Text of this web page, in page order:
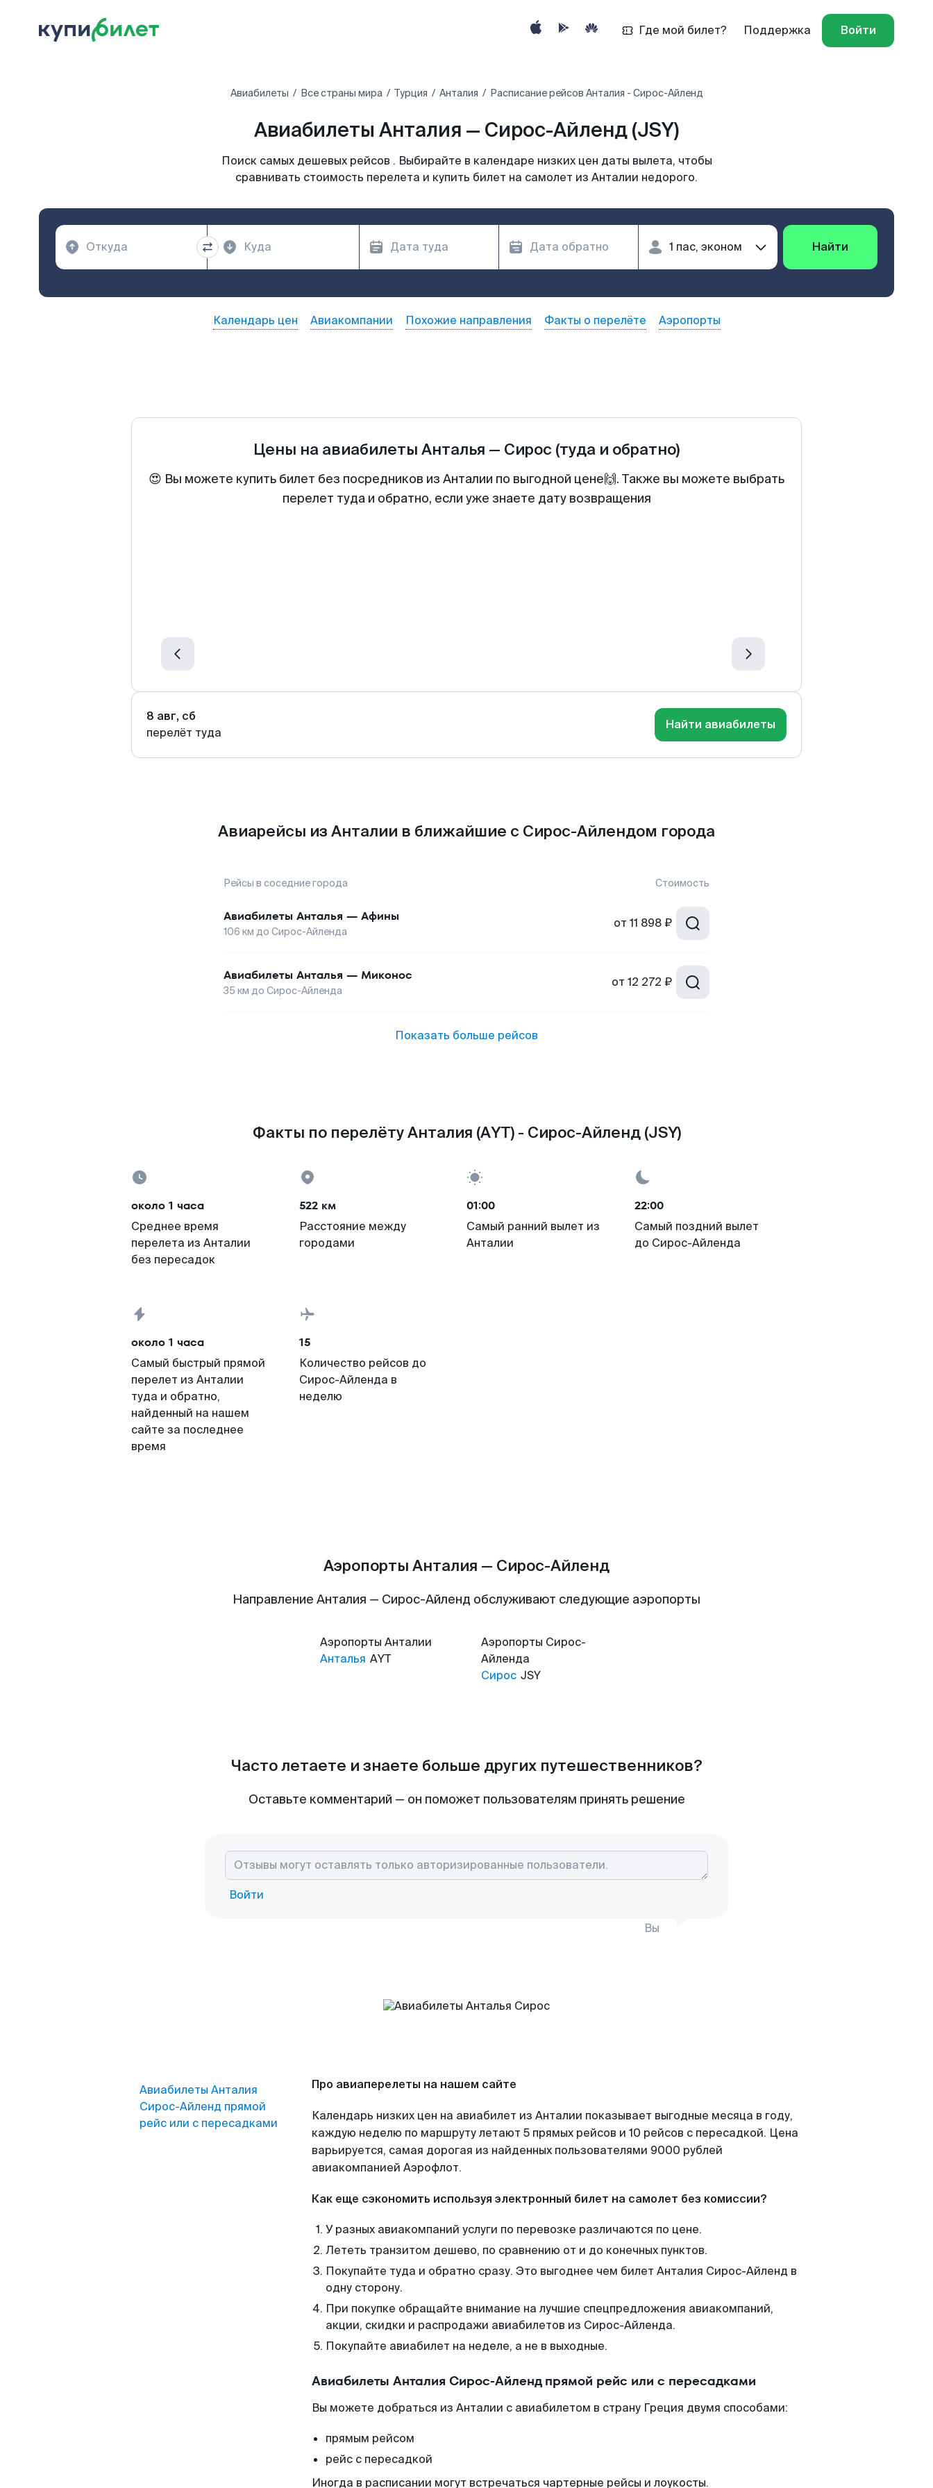
Где мой билет? Поддержка Войти
Авиабилеты Все страны мира Турция Анталия Расписание рейсов Анталия - Сирос-Айленд
Авиабилеты Анталия — Сирос-Айленд (JSY)
Поиск самых дешевых рейсов . Выбирайте в календаре низких цен даты вылета, чтобы
сравнивать стоимость перелета и купить билет на самолет из Анталии недорого.
Найти
Календарь цен Авиакомпании Похожие направления Факты о перелёте Аэропорты
Цены на авиабилеты Анталья — Сирос (туда и обратно)
😍 Вы можете купить билет без посредников из Анталии по выгодной цене🙌. Также вы можете выбрать
перелет туда и обратно, если уже знаете дату возвращения
8 авг, сб
перелёт туда
Найти авиабилеты
Авиарейсы из Анталии в ближайшие с Сирос-Айлендом города
Рейсы в соседние города Стоимость
Авиабилеты Анталья — Афины
106 км до Сирос-Айленда
от 11 898 ₽
Авиабилеты Анталья — Миконос
35 км до Сирос-Айленда
от 12 272 ₽
Показать больше рейсов
Факты по перелёту Анталия (AYT) - Сирос-Айленд (JSY)
около 1 часа
Среднее время
перелета из Анталии
без пересадок
522 км
Расстояние между
городами
01:00
Самый ранний вылет из
Анталии
22:00
Самый поздний вылет
до Сирос-Айленда
около 1 часа
Самый быстрый прямой
перелет из Анталии
туда и обратно,
найденный на нашем
сайте за последнее
время
15
Количество рейсов до
Сирос-Айленда в
неделю
Аэропорты Анталия — Сирос-Айленд
Направление Анталия — Сирос-Айленд обслуживают следующие аэропорты
Аэропорты Анталии
Анталья AYT
Аэропорты Сирос-
Айленда
Сирос JSY
Часто летаете и знаете больше других путешественников?
Оставьте комментарий — он поможет пользователям принять решение
Войти
Вы
Авиабилеты Анталия
Сирос-Айленд прямой
рейс или с пересадками
Про авиаперелеты на нашем сайте
Календарь низких цен на авиабилет из Анталии показывает выгодные месяца в году,
каждую неделю по маршруту летают 5 прямых рейсов и 10 рейсов с пересадкой. Цена
варьируется, самая дорогая из найденных пользователями 9000 рублей
авиакомпанией Аэрофлот.
Как еще сэкономить используя электронный билет на самолет без комиссии?
У разных авиакомпаний услуги по перевозке различаются по цене.
Лететь транзитом дешево, по сравнению от и до конечных пунктов.
Покупайте туда и обратно сразу. Это выгоднее чем билет Анталия Сирос-Айленд в
одну сторону.
При покупке обращайте внимание на лучшие спецпредложения авиакомпаний,
акции, скидки и распродажи авиабилетов из Сирос-Айленда.
Покупайте авиабилет на неделе, а не в выходные.
Авиабилеты Анталия Сирос-Айленд прямой рейс или с пересадками
Вы можете добраться из Анталии с авиабилетом в страну Греция двумя способами:
прямым рейсом
рейс с пересадкой
Иногда в расписании могут встречаться чартерные рейсы и лоукосты.